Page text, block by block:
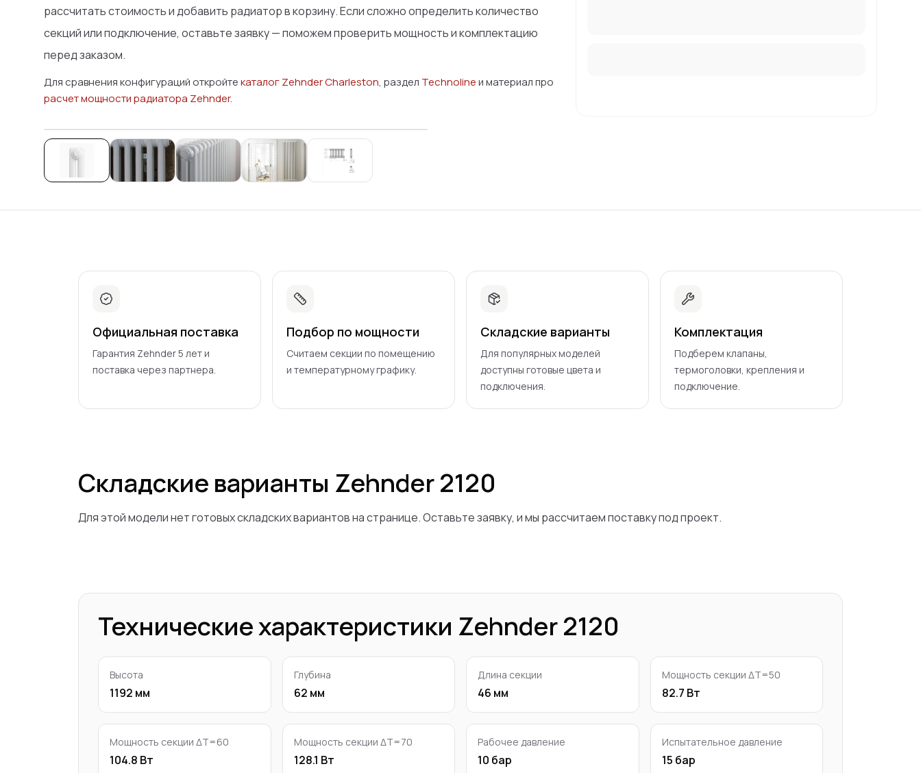
рассчитать стоимость и добавить радиатор в корзину. Если сложно определить количество
секций или подключение, оставьте заявку — поможем проверить мощность и комплектацию
перед заказом.
Для сравнения конфигураций откройтекаталог Zehnder Charleston, раздел Technolineи материал про
расчет мощности радиатора Zehnder.
Официальная поставка
Гарантия Zehnder 5 лет и
поставка через партнера.
Подбор по мощности
Считаем секции по помещению
и температурному графику.
Складские варианты
Для популярных моделей
доступны готовые цвета и
подключения.
Комплектация
Подберем клапаны,
термоголовки, крепления и
подключение.
Складские варианты Zehnder2120
Для этой модели нет готовых складских вариантов на странице. Оставьте заявку, и мы рассчитаем поставку под проект.
Технические характеристики Zehnder2120
Высота
1192 мм
Глубина
62 мм
Длина секции
46 мм
Мощность секции ΔT=50
82.7 Вт
Мощность секции ΔT=60
104.8 Вт
Мощность секции ΔT=70
128.1 Вт
Рабочее давление
10 бар
Испытательное давление
15 бар